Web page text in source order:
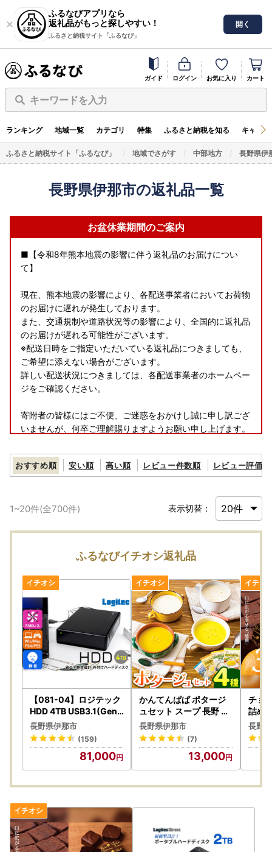
ふるなびアプリなら
返礼品がもっと探しやすい！
ふるさと納税サイト「ふるなび」
開く
ガイド ログイン お気に入り カート
キーワードを入力
ランキング 地域一覧 カテゴリ 特集 ふるさと納税を知る キャン
ふるさと納税サイト「ふるなび」 地域でさがす 中部地方 長野県伊
長野県伊那市の返礼品一覧
お盆休業期間のご案内
■【令和8年熊本地震の影響に伴う返礼品のお届けについ
て】
現在、熊本地震の影響により、各配送事業者においてお荷物
のお届けに遅れが発生しております。
また、交通規制や道路状況等の影響により、全国的に返礼品
のお届けが遅れる可能性がございます。
※配送日時をご指定いただいている返礼品につきましても、
ご希望に添えない場合がございます。
詳しい配送状況につきましては、各配送事業者のホームペー
ジをご確認ください。
寄附者の皆様にはご不便、ご迷惑をおかけし誠に申し訳ござ
いませんが、何卒ご理解賜りますようお願い申し上げます。
お盆休業期間
2026年8月11日（火）～8月16日（日）まで
※休業期間中のお問い合わせに対するご返信は、8月17日
（月）より順次対応させていただきます。
※万が一お届けした返礼品に不備があった際は、お写真をお
撮りいただいておきますと幸いです。
★返礼品の受付につきましては、随時受付しております。
おすすめ順 安い順 高い順 レビュー件数順 レビュー評価順
1~20件(全700件) 表示切替：
ふるなびイチオシ返礼品
【081-04】ロジテック
HDD 4TB USB3.1(Gen1
) / USB3.0 国産 TV録画
省エネ静音 外付け ハー
ドディスク テレビ 3.5イ
ンチ 4K録画 PS4/PS4 P
ro対応【LHD-ENA040
長野県伊那市
(159)
81,000
かんてんぱぱ ポタージ
ュセット スープ 長野 伊
那 伊那食品工業【013-
25】
長野県伊那市
(7)
13,000
チョ
詰め
長野